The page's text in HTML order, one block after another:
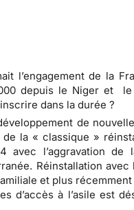
l’engagement de la
depuis le Niger et le
dans la durée ?
de
la « classique »
avec l’aggravation de
Réinstallation avec
et plus
d’accès à l’asile est